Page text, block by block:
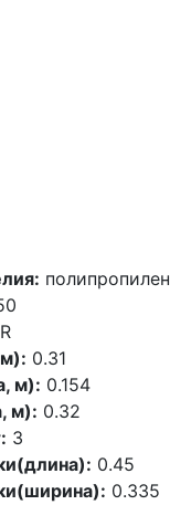
полипропилен
0.31
м): 0.154
м): 0.32
3
0.45
0.335